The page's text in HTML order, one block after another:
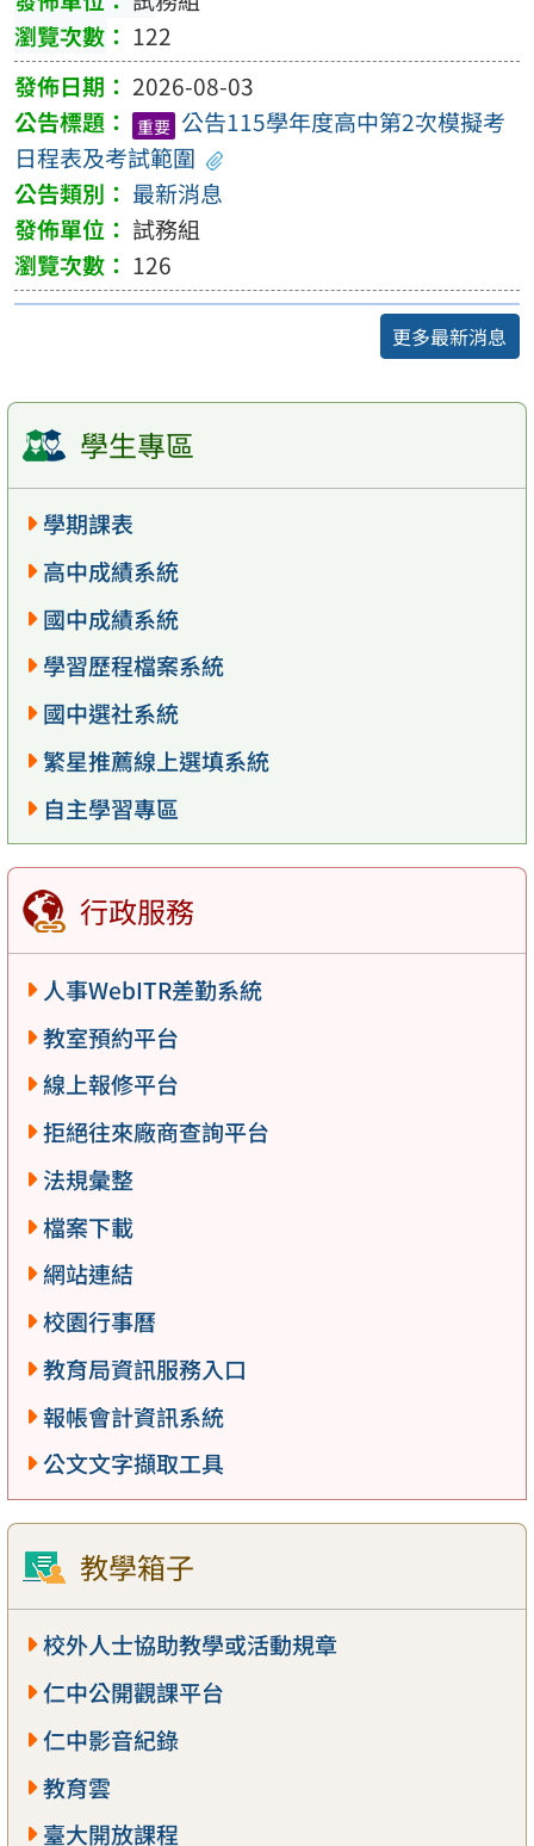
122
2026-08-03
重要 公告115學年度高中第2次模擬考
日程表及考試範圍
最新消息
試務組
126
更多最新消息
學生專區
學期課表
高中成績系統
國中成績系統
學習歷程檔案系統
國中選社系統
繁星推薦線上選填系統
自主學習專區
行政服務
人事WebITR差勤系統
教室預約平台
線上報修平台
拒絕往來廠商查詢平台
法規彙整
檔案下載
網站連結
校園行事曆
教育局資訊服務入口
報帳會計資訊系統
公文文字擷取工具
教學箱子
校外人士協助教學或活動規章
仁中公開觀課平台
仁中影音紀錄
教育雲
臺大開放課程